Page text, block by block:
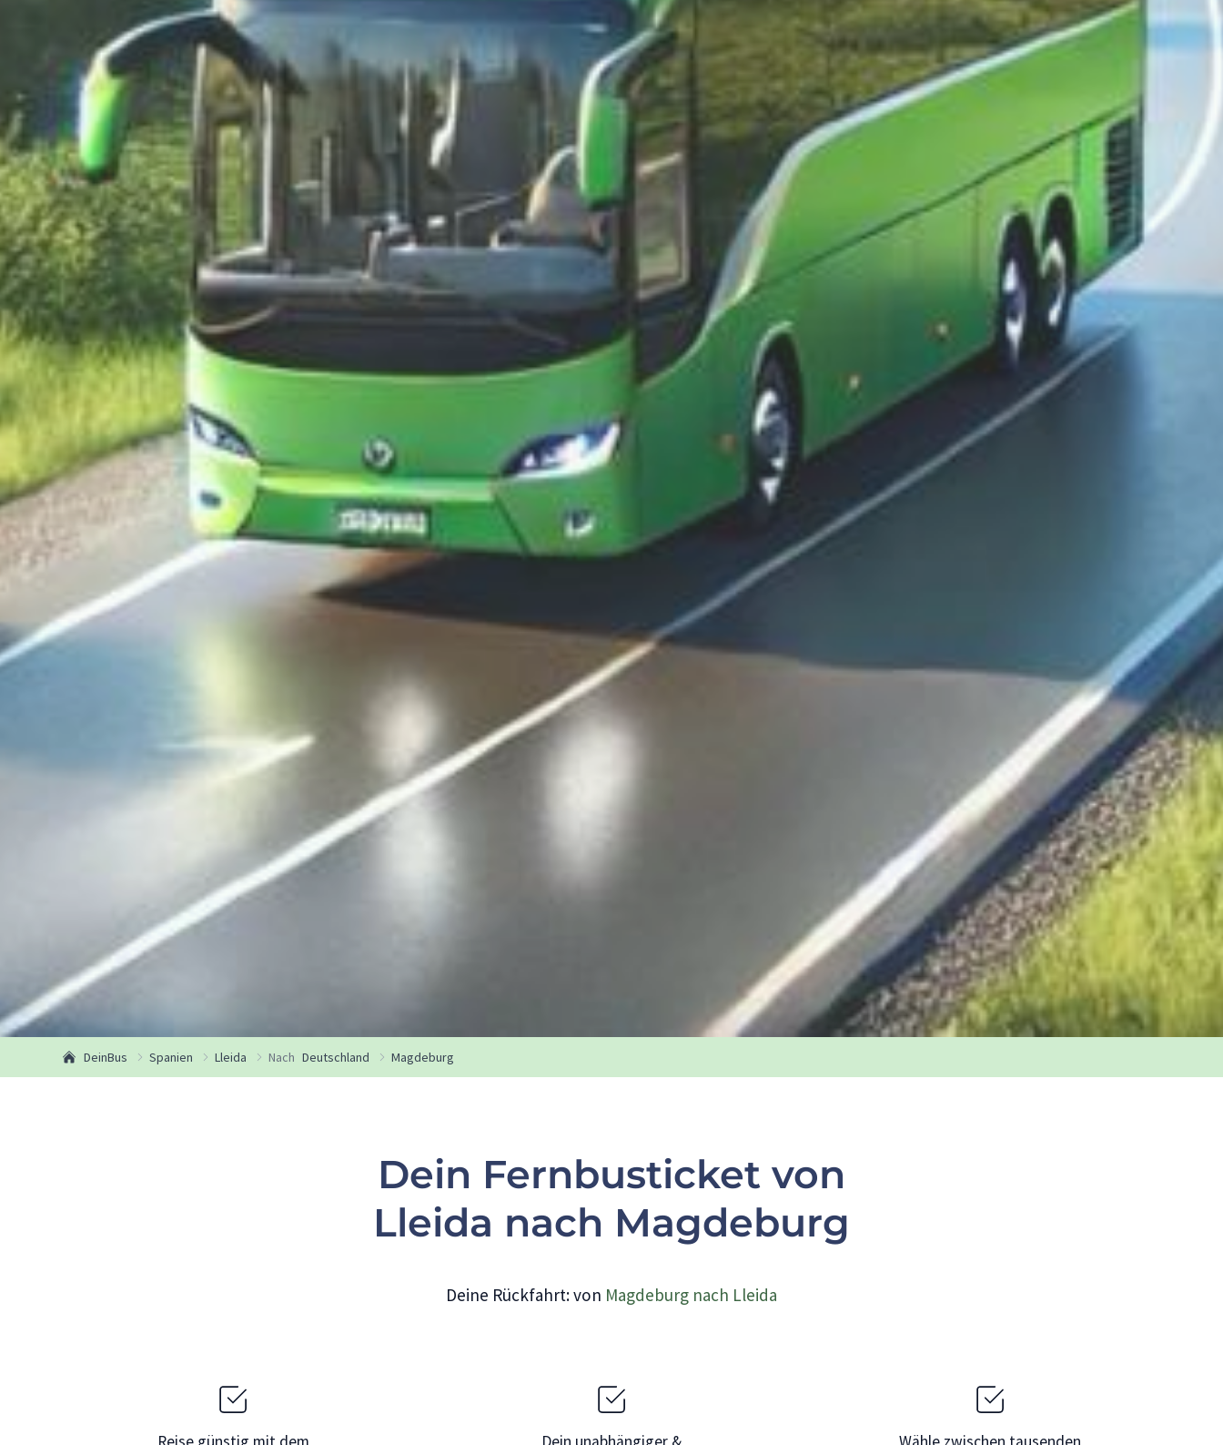
DeinBus Spanien Lleida Nach Deutschland Magdeburg
Dein Fernbusticket von
Lleida nach Magdeburg
Deine Rückfahrt: von Magdeburg nach Lleida